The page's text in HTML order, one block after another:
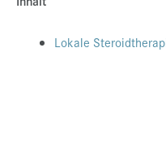
Jobs
Lokale